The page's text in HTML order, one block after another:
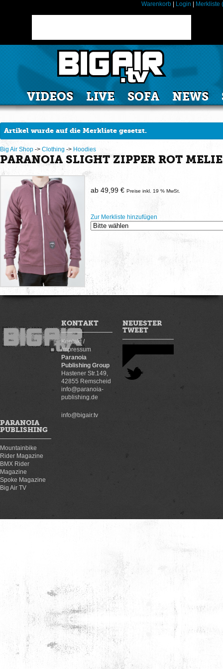
VIDEOS LIVE SOFA NEWS
Warenkorb Login Merkliste
Artikel wurde auf die Merkliste gesetzt.
Big Air Shop -> Clothing -> Hoodies
PARANOIA SLIGHT ZIPPER ROT
ab 49,99 € Preise inkl. 19 % MwSt.
Zur Merkliste hinzufügen
KONTAKT
Kontakt /
Impressum
Paranoia
Publishing Group
Hastener Str.149,
42855 Remscheid
info@paranoia-
publishing.de
info@bigair.tv
NEUESTER
TWEET
PARANOIA
PUBLISHING
Mountainbike
Rider Magazine
BMX Rider
Magazine
Spoke Magazine
Big Air TV